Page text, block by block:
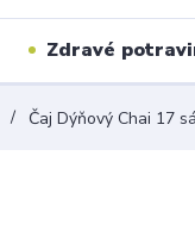
Zdravé
Čaj Dýňový Chai 17